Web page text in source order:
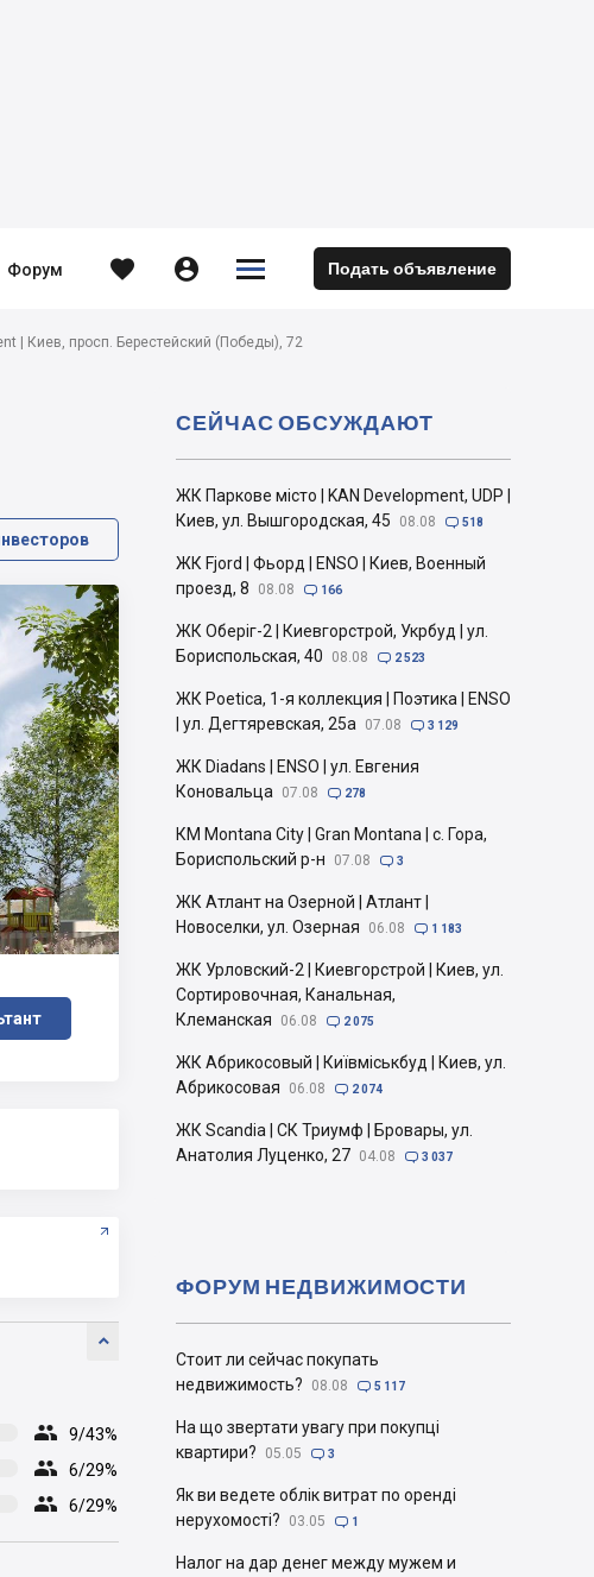
Форум   

 Подать объявление
| Киев, просп. Берестейский (Победы), 72

 9/43%
 6/29%
 6/29%
ЖК Паркове місто | KAN Development, UDP |
Киев, ул. Вышгородская, 45
08.08  518
ЖК Fjord | Фьорд | ENSO | Киев, Военный
проезд, 8
08.08  166
ЖК Оберіг-2 | Киевгорстрой, Укрбуд | ул.
Бориспольская, 40
08.08  2 523
ЖК Poetica, 1-я коллекция | Поэтика | ENSO
| ул. Дегтяревская, 25а
07.08  3 129
ЖК Diadans | ENSO | ул. Евгения
Коновальца
07.08  278
КМ Montana City | Gran Montana | с. Гора,
Бориспольский р-н
07.08  3
ЖК Атлант на Озерной | Атлант |
Новоселки, ул. Озерная
06.08  1 183
ЖК Урловский-2 | Киевгорстрой | Киев, ул.
Сортировочная, Канальная,
Клеманская
06.08  2 075
ЖК Абрикосовый | Київміськбуд | Киев, ул.
Абрикосовая
06.08  2 074
ЖК Scandia | СК Триумф | Бровары, ул.
Анатолия Луценко, 27 04.08  3 037
СЕЙЧАС ОБСУЖДАЮТ
Стоит ли сейчас покупать
недвижимость?
08.08  5 117
На що звертати увагу при покупці
квартири?
05.05  3
Як ви ведете облік витрат по оренді
нерухомості?
03.05  1
Налог на дар денег между мужем и
ФОРУМ НЕДВИЖИМОСТИ